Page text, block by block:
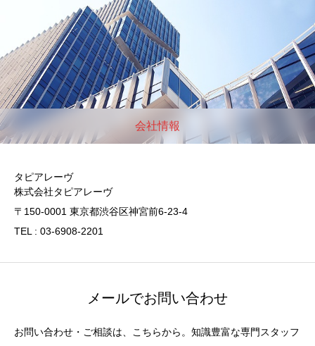
会社情報
タピアレーヴ
株式会社タピアレーヴ
〒150-0001 東京都渋谷区神宮前6-23-4
TEL : 03-6908-2201
メールでお問い合わせ
お問い合わせ・ご相談は、こちらから。知識豊富な専門スタッフ